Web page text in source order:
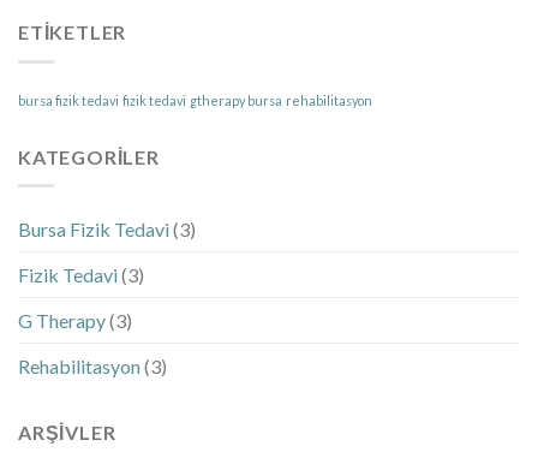
ETIKETLER
bursa fizik tedavi fizik tedavi gtherapy bursa rehabilitasyon
KATEGORILER
Bursa Fizik Tedavi(3)
Fizik Tedavi(3)
G Therapy(3)
Rehabilitasyon(3)
ARŞIVLER